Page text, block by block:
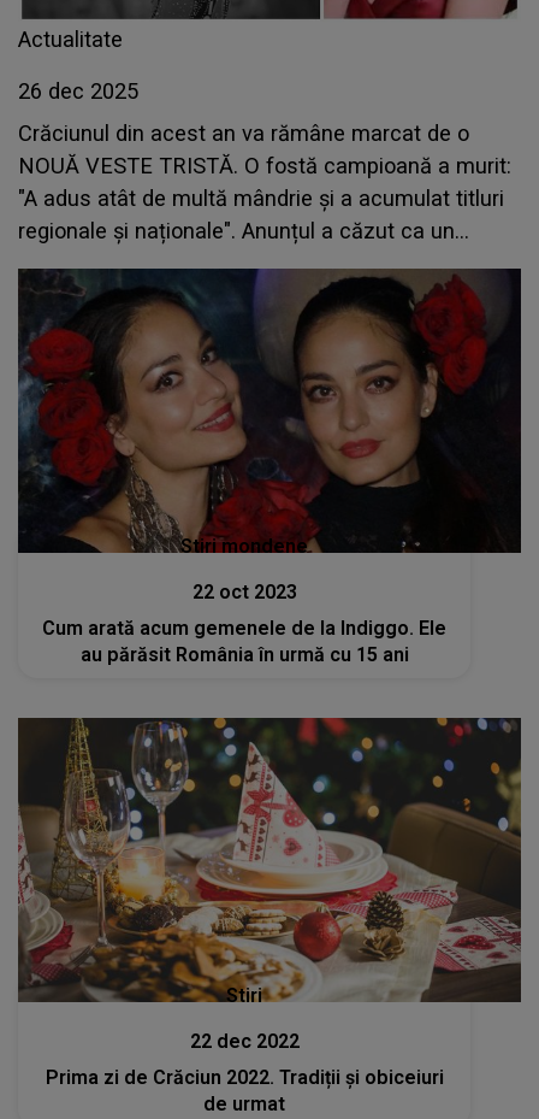
Actualitate
26 dec 2025
Crăciunul din acest an va rămâne marcat de o
NOUĂ VESTE TRISTĂ. O fostă campioană a murit:
"A adus atât de multă mândrie și a acumulat titluri
regionale și naționale". Anunțul a căzut ca un
trăsnet pentru cei care au admirat-o
Stiri mondene
22 oct 2023
Cum arată acum gemenele de la Indiggo. Ele
au părăsit România în urmă cu 15 ani
Stiri
22 dec 2022
Prima zi de Crăciun 2022. Tradiții și obiceiuri
de urmat